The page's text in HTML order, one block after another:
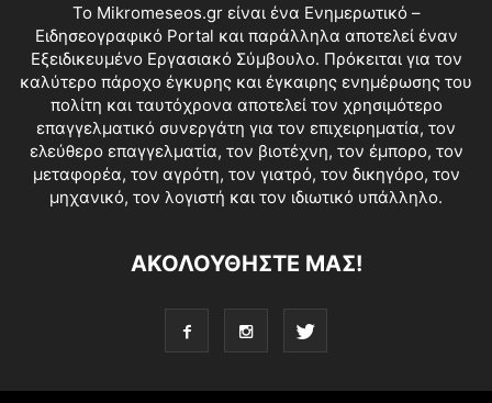
Το Mikromeseos.gr είναι ένα Ενημερωτικό –
Ειδησεογραφικό Portal και παράλληλα αποτελεί έναν
Εξειδικευμένο Εργασιακό Σύμβουλο. Πρόκειται για τον
καλύτερο πάροχο έγκυρης και έγκαιρης ενημέρωσης του
πολίτη και ταυτόχρονα αποτελεί τον χρησιμότερο
επαγγελματικό συνεργάτη για τον επιχειρηματία, τον
ελεύθερο επαγγελματία, τον βιοτέχνη, τον έμπορο, τον
μεταφορέα, τον αγρότη, τον γιατρό, τον δικηγόρο, τον
μηχανικό, τον λογιστή και τον ιδιωτικό υπάλληλο.
ΑΚΟΛΟΥΘΗΣΤΕ ΜΑΣ!